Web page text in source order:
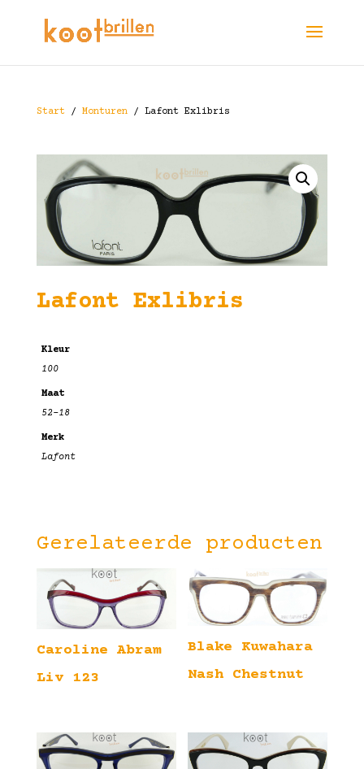
Start/ Monturen/ Lafont Exlibris
Lafont Exlibris
Kleur
100
Maat
52-18
Merk
Lafont
Gerelateerde producten
Caroline Abram
Liv 123
Blake Kuwahara
Nash Chestnut